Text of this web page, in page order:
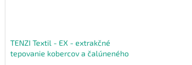
TENZI Textil - EX - extrakčné
tepovanie kobercov a čalúneného